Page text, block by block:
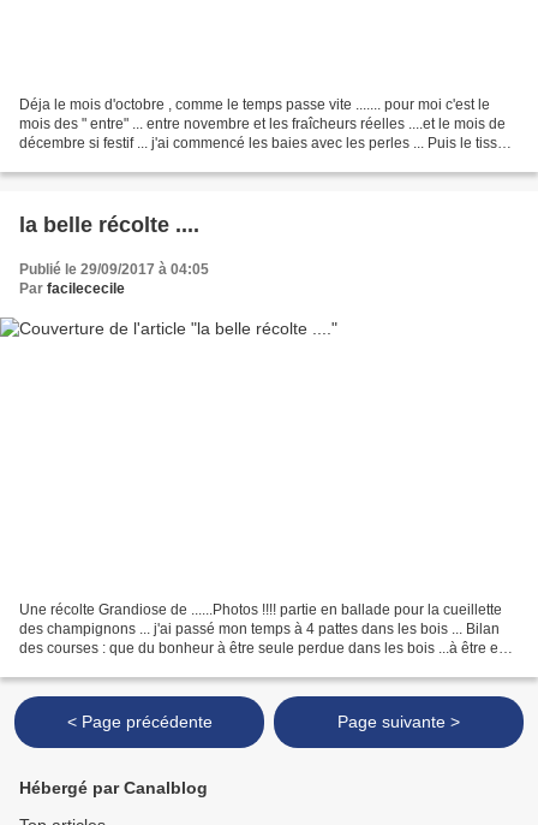
Déja le mois d'octobre , comme le temps passe vite ....... pour moi c'est le
mois des " entre" ... entre novembre et les fraîcheurs réelles ....et le mois de
décembre si festif ... j'ai commencé les baies avec les perles ... Puis le tissu
la belle récolte ....
Publié le 29/09/2017 à 04:05
Par facilececile
Une récolte Grandiose de ......Photos !!!! partie en ballade pour la cueillette
des champignons ... j'ai passé mon temps à 4 pattes dans les bois ... Bilan
des courses : que du bonheur à être seule perdue dans les bois ...à être en
< Page précédente Page suivante >
Hébergé par Canalblog